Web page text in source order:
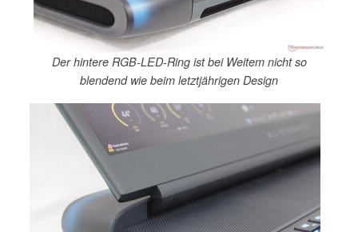
Der hintere RGB-LED-Ring ist bei Weitem nicht so
blendend wie beim letztjährigen Design